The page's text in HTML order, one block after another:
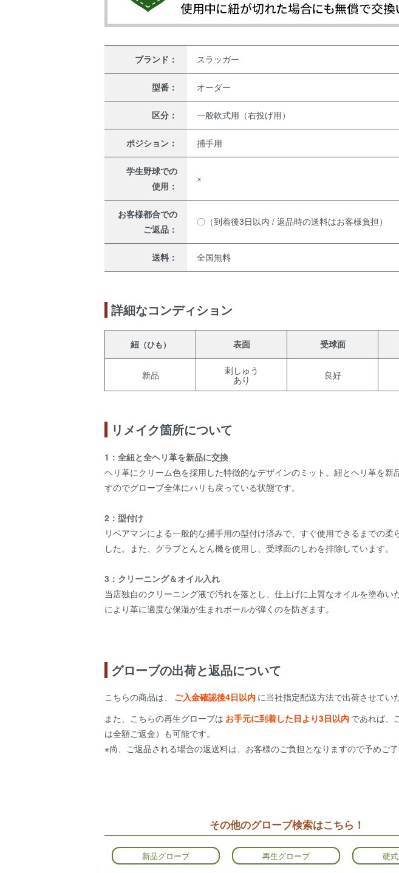
ブランド： スラッガー
型番： オーダー
区分： 一般軟式用（右投げ用）
ポジション： 捕手用
学生野球での
使用：
×
お客様都合での
ご返品：
〇（到着後3日以内 / 返品時の送料はお客様負担）
送料： 全国無料
詳細なコンディション
紐（ひも） 表面 受球面
新品
刺しゅう
あり
良好
リメイク箇所について
1：全紐と全ヘリ革を新品に交換
ヘリ革にクリーム色を採用した特徴的なデザインのミット。紐とヘリ革を新
すのでグローブ全体にハリも戻っている状態です。
2：型付け
リペアマンによる一般的な捕手用の型付け済みで、すぐ使用できるまでの柔
した。また、グラブとんとん機を使用し、受球面のしわを排除しています。
3：クリーニング＆オイル入れ
当店独自のクリーニング液で汚れを落とし、仕上げに上質なオイルを塗布い
により革に適度な保湿が生まれボールが弾くのを防ぎます。
グローブの出荷と返品について
こちらの商品は、 ご入金確認後4日以内 に当社指定配送方法で出荷させてい
また、こちらの再生グローブは お手元に到着した日より3日以内 であれば、
は全額ご返金）も可能です。
※尚、ご返品される場合の返送料は、お客様のご負担となりますので予めご了
その他のグローブ検索はこちら！
新品グローブ 再生グローブ 硬